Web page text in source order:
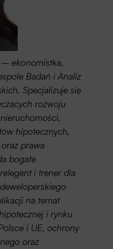
– ekonomistka,
Badań i Analiz
Specjalizuje się
rozwoju
hipotecznych,
prawa
bogate
i trener dla
na temat
i rynku
i UE, ochrony
oraz